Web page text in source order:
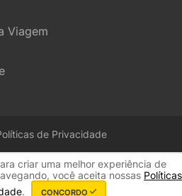
Viagem
de Privacidade
criar uma melhor experiência de
você aceita nossas Políticas
. CONCORDO